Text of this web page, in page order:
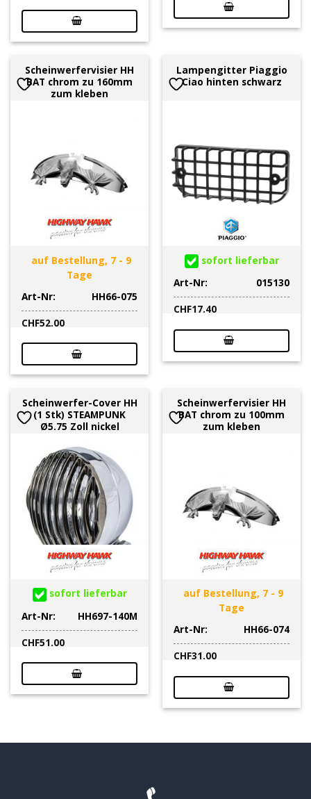
Scheinwerfervisier HH
BAT chrom zu 160mm
zum kleben
auf Bestellung, 7 - 9
Tage
Art-Nr:
HH66-075
CHF52.00
Lampengitter Piaggio
Ciao hinten schwarz
sofort lieferbar
Art-Nr:
015130
CHF17.40
Scheinwerfer-Cover HH
(1 Stk) STEAMPUNK
Ø5.75 Zoll nickel
sofort lieferbar
Art-Nr:
HH697-140M
CHF51.00
Scheinwerfervisier HH
BAT chrom zu 100mm
zum kleben
auf Bestellung, 7 - 9
Tage
Art-Nr:
HH66-074
CHF31.00